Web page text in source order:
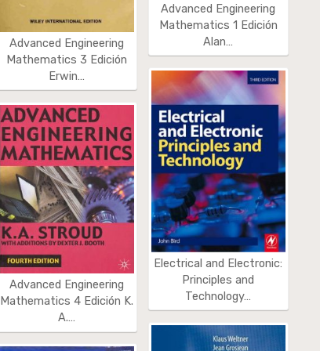
Advanced Engineering
Mathematics 3 Edición
Erwin…
Advanced Engineering
Mathematics 4 Edición K.
A.…
Advanced Engineering
Mathematics 1 Edición
Alan…
Electrical and Electronic:
Principles and
Technology…